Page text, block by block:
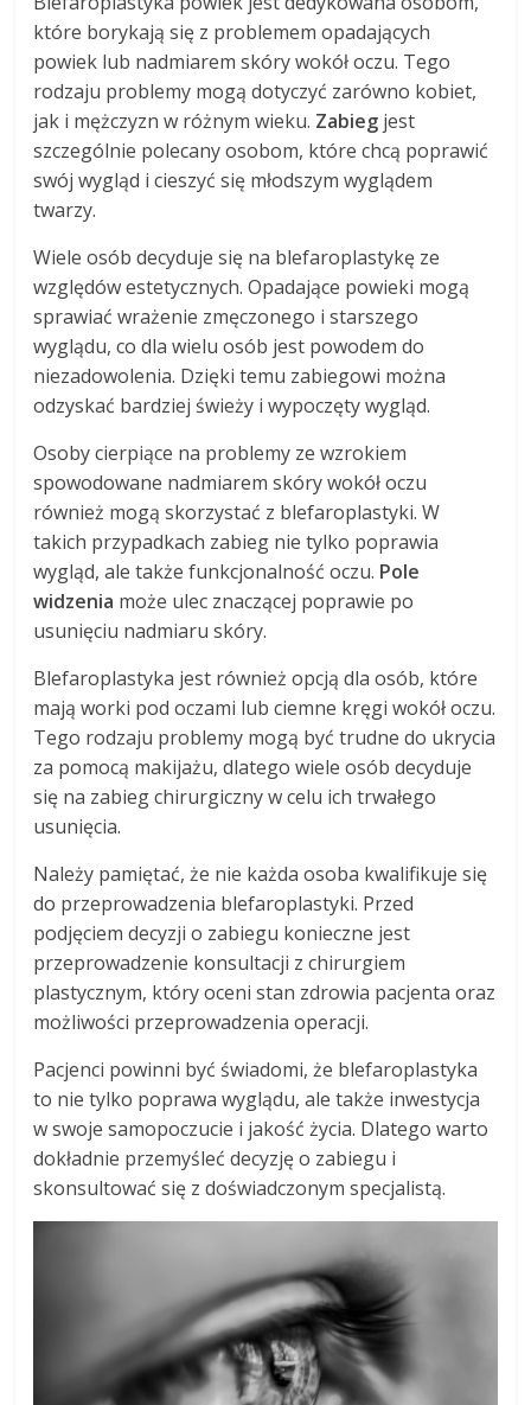
które borykają się z problemem opadających
powiek lub nadmiarem skóry wokół oczu. Tego
rodzaju problemy mogą dotyczyć zarówno kobiet,
jak i mężczyzn w różnym wieku. Zabieg jest
szczególnie polecany osobom, które chcą poprawić
swój wygląd i cieszyć się młodszym wyglądem
twarzy.
Wiele osób decyduje się na blefaroplastykę ze
względów estetycznych. Opadające powieki mogą
sprawiać wrażenie zmęczonego i starszego
wyglądu, co dla wielu osób jest powodem do
niezadowolenia. Dzięki temu zabiegowi można
odzyskać bardziej świeży i wypoczęty wygląd.
Osoby cierpiące na problemy ze wzrokiem
spowodowane nadmiarem skóry wokół oczu
również mogą skorzystać z blefaroplastyki. W
takich przypadkach zabieg nie tylko poprawia
wygląd, ale także funkcjonalność oczu. Pole
widzenia może ulec znaczącej poprawie po
usunięciu nadmiaru skóry.
Blefaroplastyka jest również opcją dla osób, które
mają worki pod oczami lub ciemne kręgi wokół oczu.
Tego rodzaju problemy mogą być trudne do ukrycia
za pomocą makijażu, dlatego wiele osób decyduje
się na zabieg chirurgiczny w celu ich trwałego
usunięcia.
Należy pamiętać, że nie każda osoba kwalifikuje się
do przeprowadzenia blefaroplastyki. Przed
podjęciem decyzji o zabiegu konieczne jest
przeprowadzenie konsultacji z chirurgiem
plastycznym, który oceni stan zdrowia pacjenta oraz
możliwości przeprowadzenia operacji.
Pacjenci powinni być świadomi, że blefaroplastyka
to nie tylko poprawa wyglądu, ale także inwestycja
w swoje samopoczucie i jakość życia. Dlatego warto
dokładnie przemyśleć decyzję o zabiegu i
skonsultować się z doświadczonym specjalistą.